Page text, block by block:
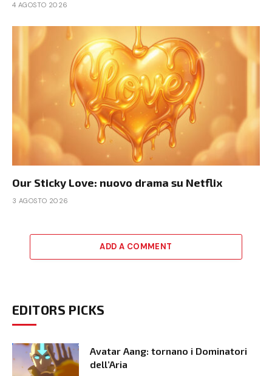
4 AGOSTO 2026
Our Sticky Love: nuovo drama su Netflix
3 AGOSTO 2026
ADD A COMMENT
EDITORS PICKS
Avatar Aang: tornano i Dominatori
dell’Aria